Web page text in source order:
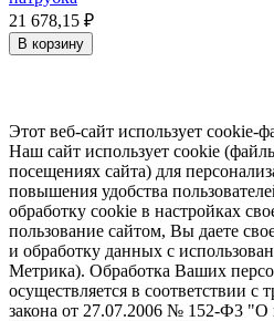
21 678,15 ₽
В корзину
Этот веб-сайт использует cookie-
Наш сайт использует cookie
посещениях сайта) для
повышения удобства
обработку cookie в настройках
пользование сайтом, Вы даете
и обработку данных с
Метрика). Обработка Ваших
осуществляется в соответствии с
закона от 27.07.2006 № 152-Ф3